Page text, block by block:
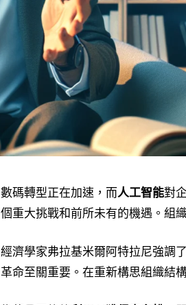
數碼轉型正在加速，而人工智能對
個重大挑戰和前所未有的機遇。組
經濟學家弗拉基米爾·阿特拉尼強調
革命至關重要。在重新構思組織結